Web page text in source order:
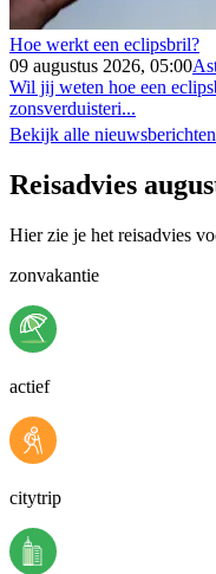
Hoe werkt een eclipsbril?
09 augustus 2026, 05:00
Wil jij weten hoe een
zonsverduisteri...
Bekijk alle nieuwsberichten
Reisadvies
Hier zie je het reisadvies
zonvakantie
actief
citytrip